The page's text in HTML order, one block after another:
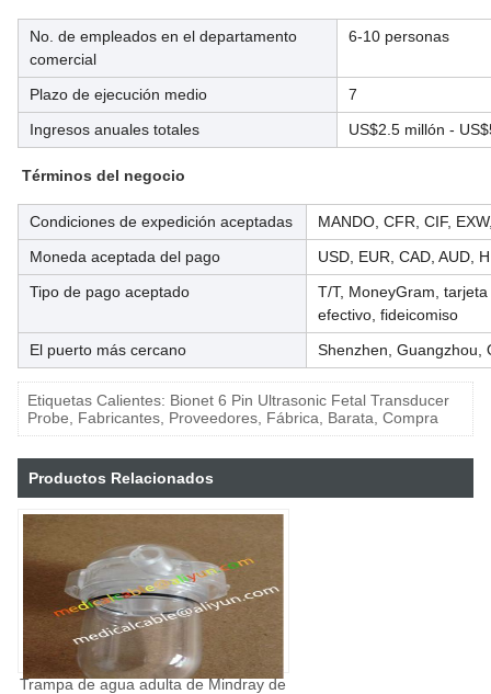
No. de empleados en el departamento
comercial
6-10 personas
Plazo de ejecución medio
7
Ingresos anuales totales
US$2.5 millón -
Términos del negocio
Condiciones de expedición aceptadas
MANDO, CFR, CIF,
Moneda aceptada del pago
USD, EUR, CAD, AUD,
Tipo de pago aceptado
T/T, MoneyGram,
efectivo, fideicomiso
El puerto más cercano
Shenzhen, Guangzhou,
Etiquetas Calientes: Bionet 6 Pin Ultrasonic Fetal Transducer
Probe, Fabricantes, Proveedores, Fábrica, Barata, Compra
Productos Relacionados
Trampa de agua adulta de Mindray de